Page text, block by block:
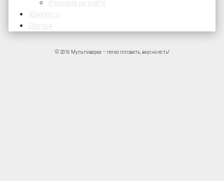
© 2016 Мультиварка — легко готовить, вкусно есть!